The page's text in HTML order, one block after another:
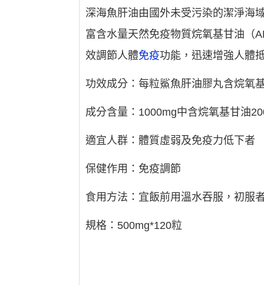
深海魚肝油由國外未受污染的潔淨海
富含水量天然免疫物質烷氧基甘油（
效調節人體免疫功能，迅速增強人體
功效成分：每粒鯊魚肝油膠丸含烷氧
成分含量：1000mg中含烷氧基甘油
適宜人群：體質虛弱及免疫力低下者
保健作用：免疫調節
食用方法：宜飯前用溫水吞服，初服
規格：500mg*120粒